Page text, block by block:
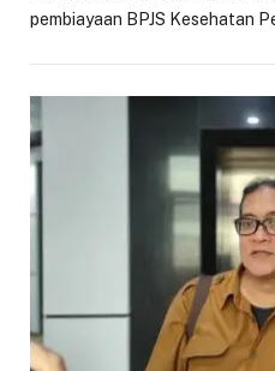
pembiayaan BPJS Kesehatan